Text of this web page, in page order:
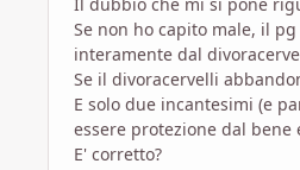
Se non ho capito male, il
interamente dal
Se il divoracervelli
E solo due incantesimi (e
essere protezione dal bene
E' corretto?